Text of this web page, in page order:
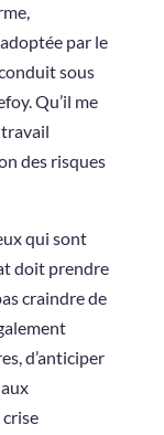
par le
sous
Qu’il me
des risques
qui sont
doit prendre
craindre de
d’anticiper